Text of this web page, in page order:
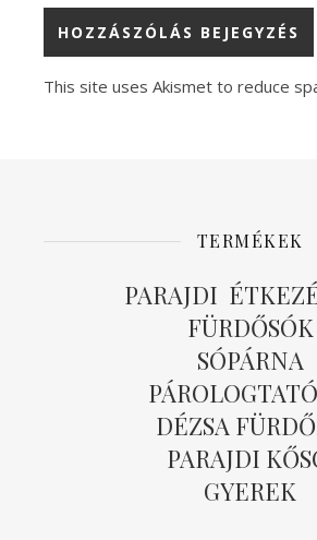
Alternative:
This site uses Akismet to reduce
TERMÉKEK
PARAJDI
FÜRDŐSÓK
SÓPÁRNA
DÉZSA
PARAJDI
GYEREK